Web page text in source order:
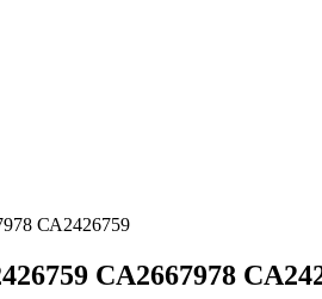
СА2426759
CA2667978